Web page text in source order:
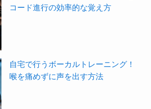
コード進行の効率的な覚え方
自宅で行うボーカルトレーニング！
喉を痛めずに声を出す方法